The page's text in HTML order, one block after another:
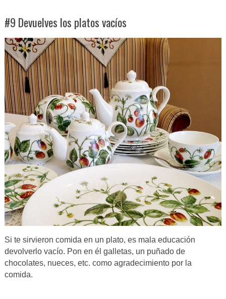
#9 Devuelves los platos vacíos
Si te sirvieron comida en un plato, es mala educación
devolverlo vacío. Pon en él galletas, un puñado de
chocolates, nueces, etc. como agradecimiento por la
comida.